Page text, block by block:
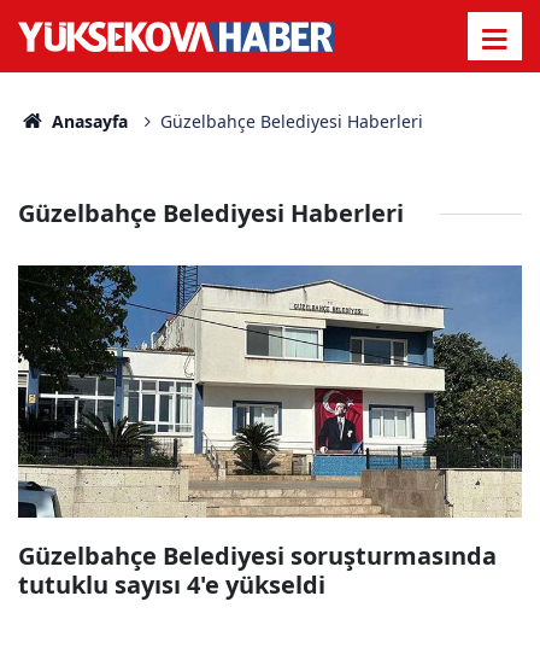
Anasayfa Güzelbahçe Belediyesi Haberleri
Güzelbahçe Belediyesi Haberleri
Güzelbahçe Belediyesi soruşturmasında
tutuklu sayısı 4'e yükseldi